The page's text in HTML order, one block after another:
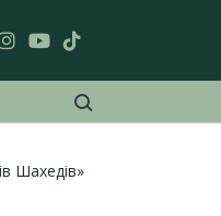
Шахедів»